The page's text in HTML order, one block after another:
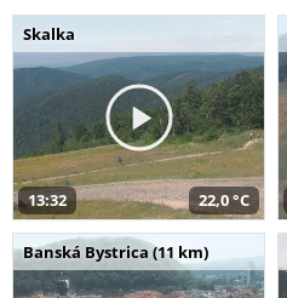
Skalka
13:32 22,0 °C
Banská Bystrica (11 km)